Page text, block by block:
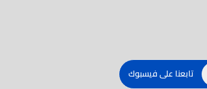
تابعنا على فيسبوك